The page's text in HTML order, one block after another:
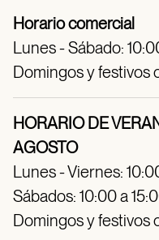
Horario comercial
Lunes - Sábado:
Domingos y festivos
HORARIO DE
AGOSTO
Lunes - Viernes:
Sábados: 10:00 a
Domingos y festivos